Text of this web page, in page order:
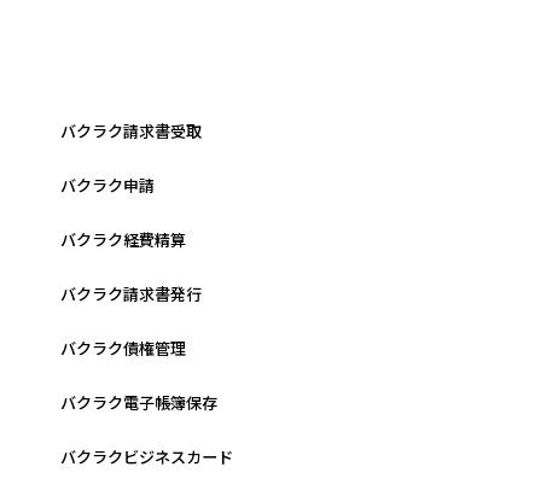
バクラク請求書受取
バクラク申請
バクラク経費精算
バクラク請求書発行
バクラク債権管理
バクラク電子帳簿保存
バクラクビジネスカード